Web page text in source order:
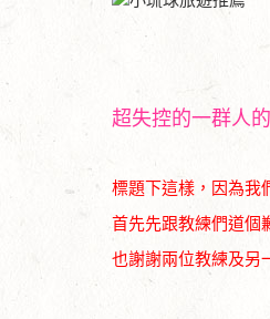
超失控的一群人
標題下這樣，因為我
首先先跟教練們道個
也謝謝兩位教練及另